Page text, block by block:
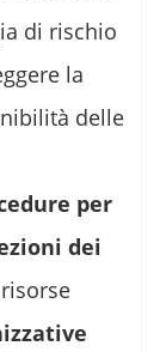
di rischio
la
delle
per
dei